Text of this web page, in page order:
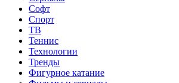
Софт
Спорт
ТВ
Теннис
Технологии
Тренды
Фигурное катание